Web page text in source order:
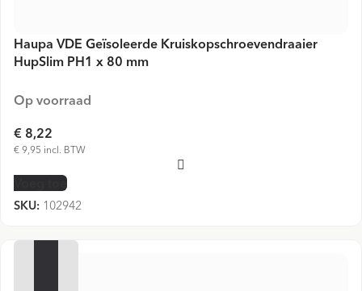
Haupa VDE Geïsoleerde Kruiskopschroevendraaier
HupSlim PH1 x 80 mm
Op voorraad
€ 8,22
€ 9,95 incl. BTW
Voeg toe
SKU: 102942